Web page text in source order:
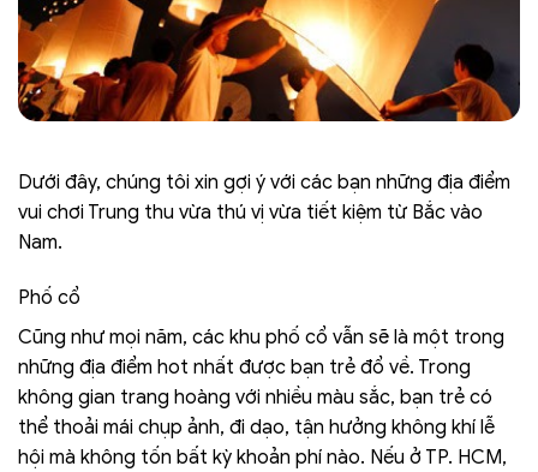
Dưới đây, chúng tôi xin gợi ý với các bạn những địa điểm
vui chơi Trung thu vừa thú vị vừa tiết kiệm từ Bắc vào
Nam.
Phố cổ
Cũng như mọi năm, các khu phố cổ vẫn sẽ là một trong
những địa điểm hot nhất được bạn trẻ đổ về. Trong
không gian trang hoàng với nhiều màu sắc, bạn trẻ có
thể thoải mái chụp ảnh, đi dạo, tận hưởng không khí lễ
hội mà không tốn bất kỳ khoản phí nào. Nếu ở TP. HCM,